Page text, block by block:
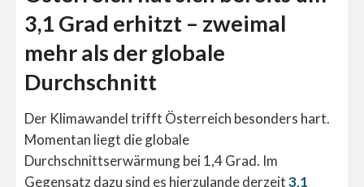
3,1 Grad erhitzt – zweimal
mehr als der globale
Durchschnitt
Der Klimawandel trifft Österreich besonders hart.
Momentan liegt die globale
Durchschnittserwärmung bei 1,4 Grad. Im
Gegensatz dazu sind es hierzulande derzeit3,1